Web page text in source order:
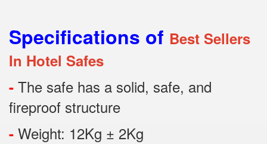
Specifications of Best Sellers
In Hotel Safes
- The safe has a solid, safe, and
fireproof structure
- Weight: 12Kg ± 2Kg